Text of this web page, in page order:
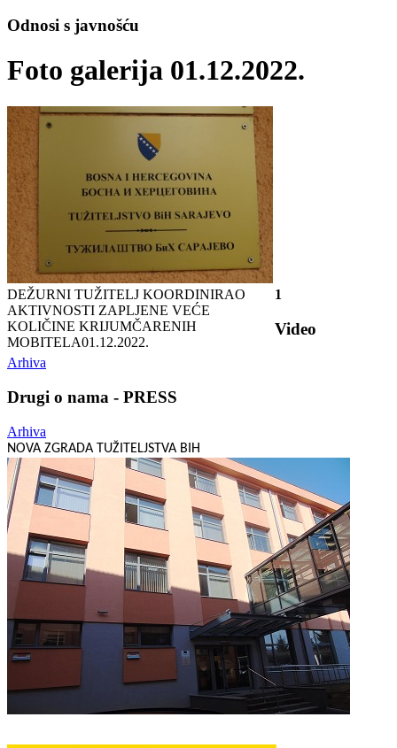
Odnosi s javnošću
Foto galerija 01.12.2022.
DEŽURNI TUŽITELJ KOORDINIRAO
AKTIVNOSTI ZAPLJENE VEĆE
KOLIČINE KRIJUMČARENIH
MOBITELA01.12.2022.
1
Video
Arhiva
Drugi o nama - PRESS
Arhiva
NOVA ZGRADA TUŽITELJSTVA BIH